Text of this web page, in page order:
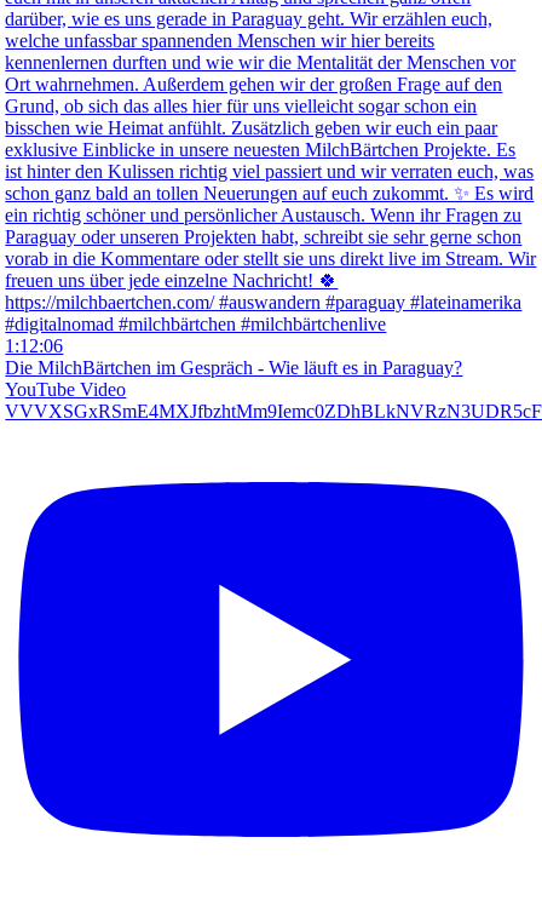
1:12:06
Die MilchBärtchen im Gespräch - Wie läuft es in Paraguay?
YouTube Video